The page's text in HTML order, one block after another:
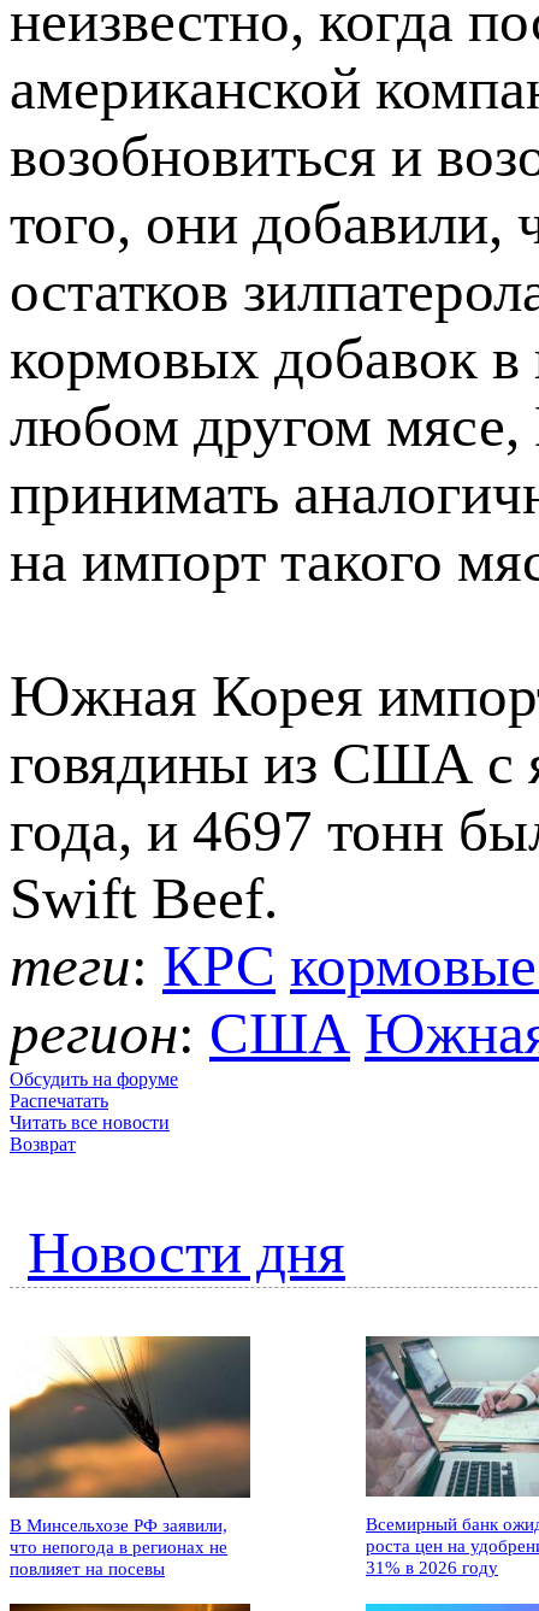
неизвестно, когда
американской
возобновиться и
того, они добавили,
остатков
кормовых добавок
любом другом
принимать
на импорт такого
Южная Корея
говядины из США с
года, и 4697 тонн
Swift Beef.
теги: КРС
регион: США
Обсудить на форуме
Распечатать
Читать все новости
Возврат
Новости дня
В Минсельхозе РФ заявили,
что непогода в регионах не
повлияет на посевы
Всемирный банк
роста цен на
31% в 2026 году